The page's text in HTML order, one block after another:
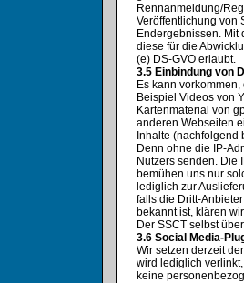
Rennanmeldung/
Veröffentlichung von
Endergebnissen.
diese für die
(e) DS-GVO erlaubt.
3.5 Einbindung von
Es kann
Beispiel Videos von
Kartenmaterial von
anderen Webseiten
Inhalte (nachfolgend
Denn ohne die IP-
Nutzers senden. Die
bemühen uns nur
lediglich zur
falls die Dritt-
bekannt ist, klären
Der SSCT selbst
3.6 Social Media-
Wir setzen derzeit
wird lediglich
keine